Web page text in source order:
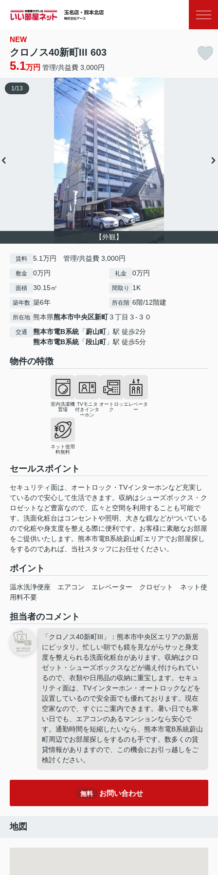
NEW
クロノス40新町III 603
5.1万円 管理/共益費 3,000円
【外観】
1 /13
賃料 5.1万円 管理/共益費 3,000円
敷金 0万円 礼金 0万円
面積 30.15㎡ 間取り 1K
築年数 築6年 所在階 6階/12階建
所在地 熊本県熊本市中央区新町３丁目３-３０
交通 熊本市電B系統「蔚山町」駅 徒歩2分
熊本市電B系統「段山町」駅 徒歩5分
物件の特徴
室内洗濯機
置場
TVモニタ
付きインタ
ーホン
オートロッ
ク
エレベータ
ー
ネット使用
料無料
セールスポイント
セキュリティ面は、オートロック・TVインターホンなど充実し
ているので安心して生活できます。収納はシューズボックス・ク
ロゼットなど豊富なので、広々と空間を利用することも可能で
す。洗面化粧台はコンセントや照明、大きな鏡などがついている
ので化粧や身支度を整える際に便利です。お客様に素敵なお部屋
をご提供いたします。熊本市電B系統蔚山町エリアでお部屋探し
をするのであれば、当社スタッフにお任せください。
ポイント
温水洗浄便座 エアコン エレベーター クロゼット
ネット使
用料不要
担当者のコメント
「クロノス40新町III」：熊本市中央区エリアの新居
にピッタリ。忙しい朝でも鏡を見ながらサッと身支
度を整えられる洗面化粧台があります。収納はクロ
ゼット・シューズボックスなどが備え付けられてい
るので、衣類や日用品の収納に重宝します。セキュ
リティ面は、TVインターホン・オートロックなどを
設置しているので安全面でも優れております。現在
空家なので、すぐにご案内できます。暑い日でも寒
い日でも、エアコンのあるマンションなら安心で
す。通勤時間を短縮したいなら、熊本市電B系統蔚山
町周辺でお部屋探しをするのも手です。数多くの賃
貸情報がありますので、この機会にお引っ越しをご
検討ください。
無料 お問い合わせ
地図